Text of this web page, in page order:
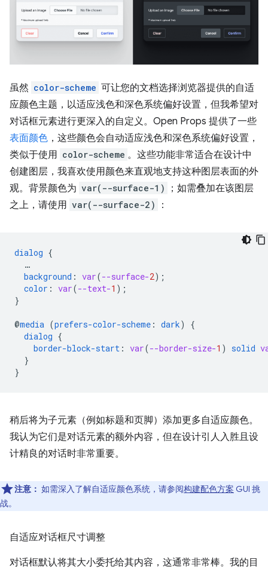
虽然 color-scheme 可让您的文档选择浏览器提供的自适
应颜色主题，以适应浅色和深色系统偏好设置，但我希望对
对话框元素进行更深入的自定义。Open Props 提供了一些
表面颜色 ，这些颜色会自动适应浅色和深色系统偏好设置，
类似于使用 color-scheme 。这些功能非常适合在设计中
创建图层，我喜欢使用颜色来直观地支持这种图层表面的外
观。背景颜色为 var(--surface-1)
；如需叠加在该图层
之上，请使用 var(--surface-2) ：
dialog {
…
background : var(--surface-2);
color : var(--text-1 );
}
@media (prefers-color-scheme : dark)
{
dialog {
border-block-start : var(--border-size-1 ) solid
}
}
稍后将为子元素（例如标题和页脚）添加更多自适应颜色。
我认为它们是对话元素的额外内容，但在设计引人入胜且设
计精良的对话时非常重要。
注意： 如需深入了解自适应颜色系统，请参阅构建配色方案 GUI 挑
战。
自适应对话框尺寸调整
对话框默认将其大小委托给其内容，这通常非常棒。我的目